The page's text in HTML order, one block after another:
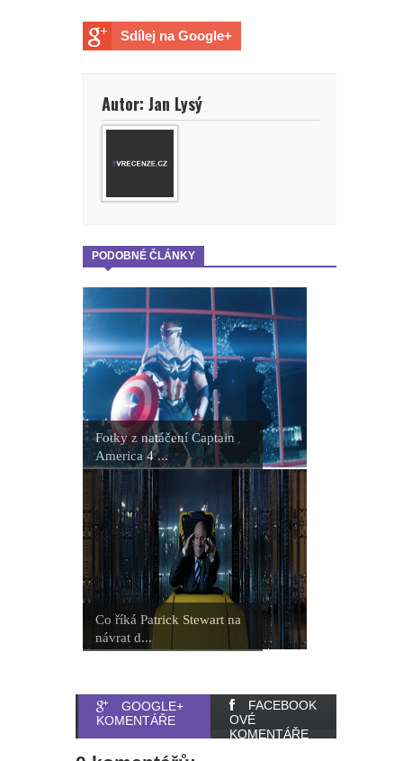
Sdílej na Google+
Autor: Jan Lysý
PODOBNÉ ČLÁNKY
Fotky z natáčení Captain
America 4 ...
Co říká Patrick Stewart na
návrat d...
GOOGLE+
KOMENTÁŘE
FACEBOOK
OVÉ
KOMENTÁŘE